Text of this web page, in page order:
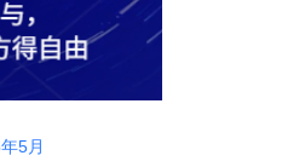
5月